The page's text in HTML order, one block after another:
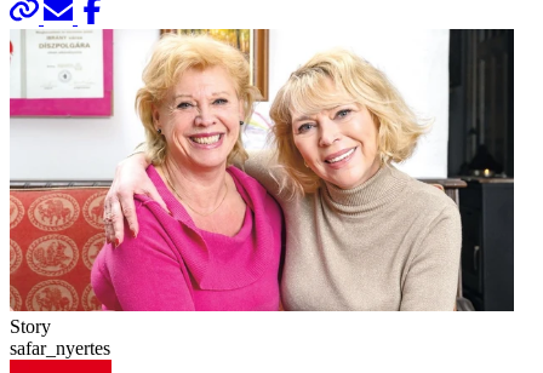
Story
safar_nyertes